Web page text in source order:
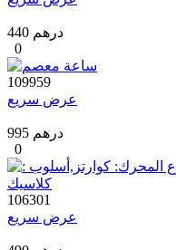
440 درهم
0
109959
عرض سريع
995 درهم
0
106301
عرض سريع